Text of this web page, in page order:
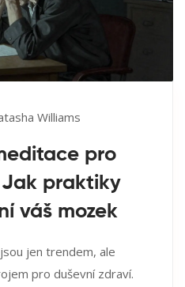
Williams
pro
Jak praktiky
váš mozek
jen trendem, ale
pro duševní zdraví.